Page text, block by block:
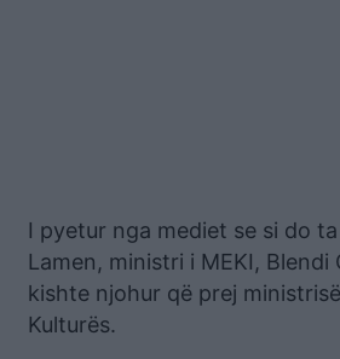
I pyetur nga mediet se si do
Lamen, ministri i MEKI, Blendi
kishte njohur që prej
Kulturës.